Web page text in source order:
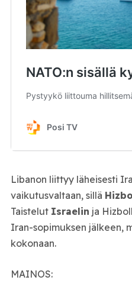
Libanon liittyy läheisesti
vaikutusvaltaan, sillä
Taistelut Israelin ja
Iran-sopimuksen jälkeen,
kokonaan.
MAINOS: